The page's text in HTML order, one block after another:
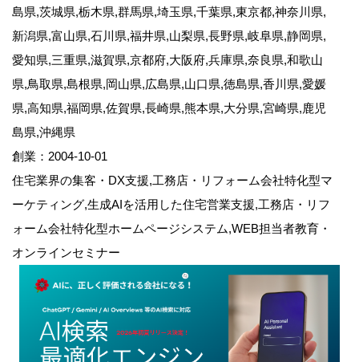
島県,茨城県,栃木県,群馬県,埼玉県,千葉県,東京都,神奈川県,
新潟県,富山県,石川県,福井県,山梨県,長野県,岐阜県,静岡県,
愛知県,三重県,滋賀県,京都府,大阪府,兵庫県,奈良県,和歌山
県,鳥取県,島根県,岡山県,広島県,山口県,徳島県,香川県,愛媛
県,高知県,福岡県,佐賀県,長崎県,熊本県,大分県,宮崎県,鹿児
島県,沖縄県
創業：2004-10-01
住宅業界の集客・DX支援,工務店・リフォーム会社特化型マ
ーケティング,生成AIを活用した住宅営業支援,工務店・リフ
ォーム会社特化型ホームページシステム,WEB担当者教育・
オンラインセミナー